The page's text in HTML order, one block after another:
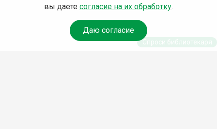
вы даете согласие на их обработку.
Даю согласие
Спроси библиотекаря